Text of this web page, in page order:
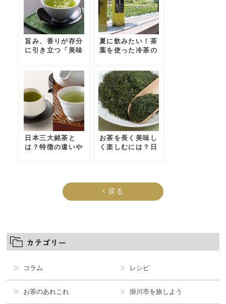
旨み、香りが存分
に引き立つ「美味
夏に飲みたい！茶
葉を使った冷茶の
日本三大銘茶と
は？特徴の違いや
お茶を長く美味し
く楽しむには？日
戻る
コラム レシピ
お茶のあれこれ 掛川市を旅しよう